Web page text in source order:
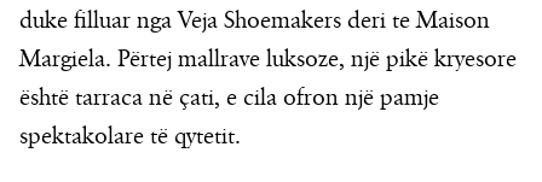
duke filluar nga Veja Shoemakers deri te Maison
Margiela. Përtej mallrave luksoze, një pikë kryesore
është tarraca në çati, e cila ofron një pamje
spektakolare të qytetit.